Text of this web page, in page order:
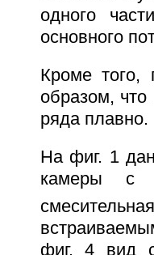
одного
основного
Кроме того,
образом,
ряда плавно.
На фиг. 1
камеры с
фиг. 4 вид